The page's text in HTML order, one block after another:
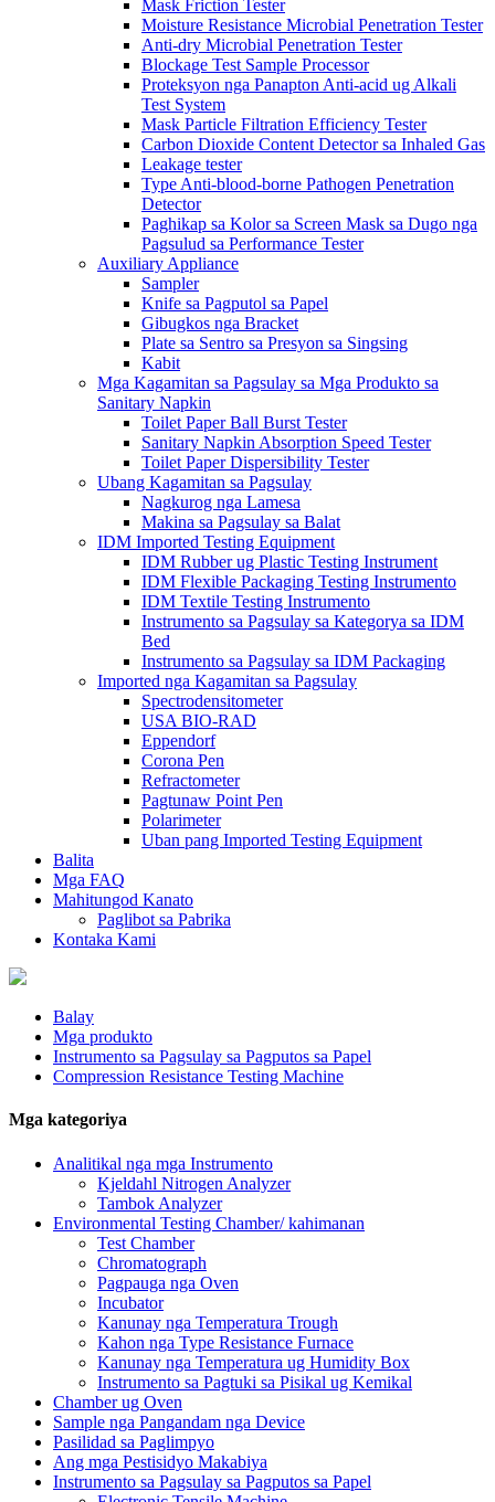
Mask Friction Tester
Moisture Resistance Microbial Penetration Tester
Anti-dry Microbial Penetration Tester
Blockage Test Sample Processor
Proteksyon nga Panapton Anti-acid ug Alkali
Test System
Mask Particle Filtration Efficiency Tester
Carbon Dioxide Content Detector sa Inhaled Gas
Leakage tester
Type Anti-blood-borne Pathogen Penetration
Detector
Paghikap sa Kolor sa Screen Mask sa Dugo nga
Pagsulud sa Performance Tester
Auxiliary Appliance
Sampler
Knife sa Pagputol sa Papel
Gibugkos nga Bracket
Plate sa Sentro sa Presyon sa Singsing
Kabit
Mga Kagamitan sa Pagsulay sa Mga Produkto sa
Sanitary Napkin
Toilet Paper Ball Burst Tester
Sanitary Napkin Absorption Speed ​​Tester
Toilet Paper Dispersibility Tester
Ubang Kagamitan sa Pagsulay
Nagkurog nga Lamesa
Makina sa Pagsulay sa Balat
IDM Imported Testing Equipment
IDM Rubber ug Plastic Testing Instrument
IDM Flexible Packaging Testing Instrumento
IDM Textile Testing Instrumento
Instrumento sa Pagsulay sa Kategorya sa IDM
Bed
Instrumento sa Pagsulay sa IDM Packaging
Imported nga Kagamitan sa Pagsulay
Spectrodensitometer
USA BIO-RAD
Eppendorf
Corona Pen
Refractometer
Pagtunaw Point Pen
Polarimeter
Uban pang Imported Testing Equipment
Balita
Mga FAQ
Mahitungod Kanato
Paglibot sa Pabrika
Kontaka Kami
Balay
Mga produkto
Instrumento sa Pagsulay sa Pagputos sa Papel
Compression Resistance Testing Machine
Mga kategoriya
Analitikal nga mga Instrumento
Kjeldahl Nitrogen Analyzer
Tambok Analyzer
Environmental Testing Chamber/ kahimanan
Test Chamber
Chromatograph
Pagpauga nga Oven
Incubator
Kanunay nga Temperatura Trough
Kahon nga Type Resistance Furnace
Kanunay nga Temperatura ug Humidity Box
Instrumento sa Pagtuki sa Pisikal ug Kemikal
Chamber ug Oven
Sample nga Pangandam nga Device
Pasilidad sa Paglimpyo
Ang mga Pestisidyo Makabiya
Instrumento sa Pagsulay sa Pagputos sa Papel